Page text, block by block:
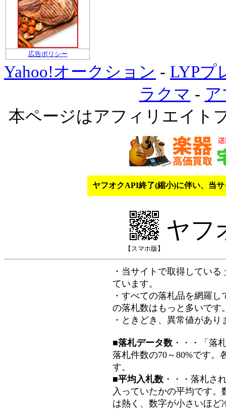
広告ポリシー
Yahoo!オークション - LYPプ
ラクマ -
本ページはアフィリエイト
ヤフオクAPI終了(縮小)に伴い、当
【スマホ版】
ヤフ
・当サイトで取得している
ています。
・すべての落札品を網羅
の落札数はもっと多いです
・ときどき、異常値があ
■落札データ数 ・・・「落
落札件数の70～80%です。
す。
■平均入札数 ・・・落札さ
入っていたかの平均です
は熱く、数字が小さいほど